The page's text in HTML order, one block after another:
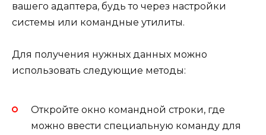
вашего адаптера, будь то через настройки
системы или командные утилиты.
Для получения нужных данных можно
использовать следующие методы:
Откройте окно командной строки, где
можно ввести специальную команду для